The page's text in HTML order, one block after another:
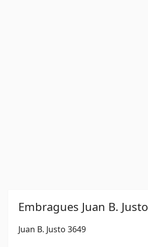
Embragues Juan B. Justo
Juan B. Justo 3649